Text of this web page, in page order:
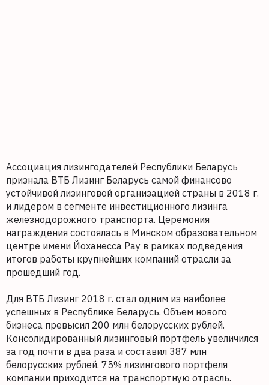
Ассоциация лизингодателей Республики Беларусь
признала ВТБ Лизинг Беларусь самой финансово
устойчивой лизинговой организацией страны в 2018 г.
и лидером в сегменте инвестиционного лизинга
железнодорожного транспорта. Церемония
награждения состоялась в Минском образовательном
центре имени Йоханесса Рау в рамках подведения
итогов работы крупнейших компаний отрасли за
прошедший год.
Для ВТБ Лизинг 2018 г. стал одним из наиболее
успешных в Республике Беларусь. Объем нового
бизнеса превысил 200 млн белорусских рублей.
Консолидированный лизинговый портфель увеличился
за год почти в два раза и составил 387 млн
белорусских рублей. 75% лизингового портфеля
компании приходится на транспортную отрасль.